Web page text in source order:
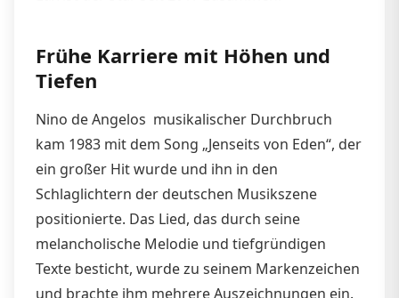
Frühe Karriere mit Höhen und
Tiefen
Nino de Angelos musikalischer Durchbruch
kam 1983 mit dem Song „Jenseits von Eden“, der
ein großer Hit wurde und ihn in den
Schlaglichtern der deutschen Musikszene
positionierte. Das Lied, das durch seine
melancholische Melodie und tiefgründigen
Texte besticht, wurde zu seinem Markenzeichen
und brachte ihm mehrere Auszeichnungen ein.